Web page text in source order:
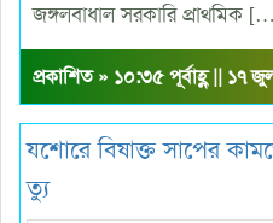
জঙ্গলবাধাল সরকারি প্রাথমিক
প্রকাশিত » ১০:৩৫ পূর্বাহ্ণ || ১৭
যশোরে বিষাক্ত সাপের
ত্যু